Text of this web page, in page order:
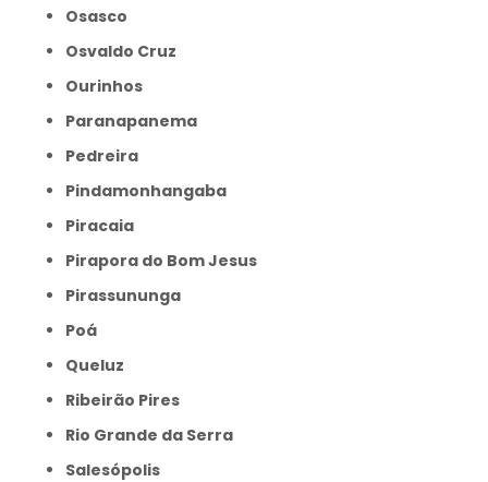
Osasco
Osvaldo Cruz
Ourinhos
Paranapanema
Pedreira
Pindamonhangaba
Piracaia
Pirapora do Bom Jesus
Pirassununga
Poá
Queluz
Ribeirão Pires
Rio Grande da Serra
Salesópolis